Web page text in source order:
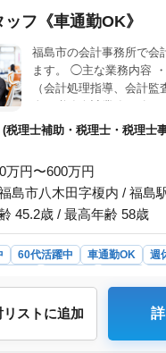
務を終えられます。完全週
取りながら無理のない勤務
勤OK＆食事補助ありの働
通勤が可能で無料駐車場
給に加え、食事補助制度も
ら働けます。
フ《車通勤OK》
福島市の会計事務所で会
ます。 ◯主な業務内容
（会計処理指導、会計
成及び税務相談業務 ・
です。 ぜひ今までの経験
方のご応募お待ちしてお
税理士補助・税理士・税理士
万円〜600万円
島市八木田字榎内 / 福島
45.2歳 / 最高年齢 58歳
60代活躍中 車通勤OK 週
ポイント
可能で、最寄り駅からの
スト に追加